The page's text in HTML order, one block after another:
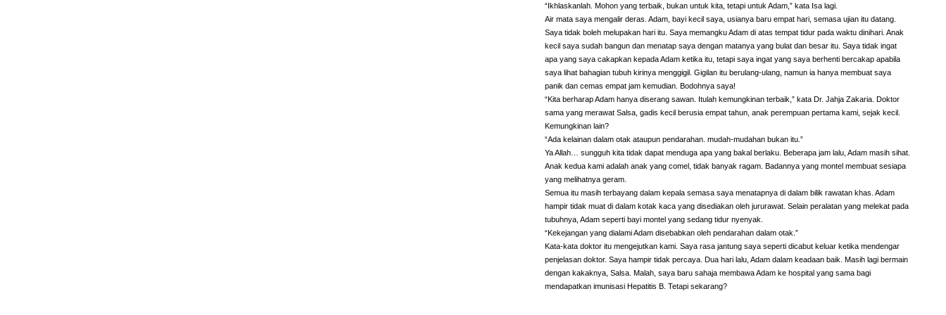
“Ikhlaskanlah. Mohon yang terbaik, bukan untuk kita, tetapi untuk Adam,” kata Isa lagi.
Air mata saya mengalir deras. Adam, bayi kecil saya, usianya baru empat hari, semasa ujian itu datang.
Saya tidak boleh melupakan hari itu. Saya memangku Adam di atas tempat tidur pada waktu dinihari. Anak
kecil saya sudah bangun dan menatap saya dengan matanya yang bulat dan besar itu. Saya tidak ingat
apa yang saya cakapkan kepada Adam ketika itu, tetapi saya ingat yang saya berhenti bercakap apabila
saya lihat bahagian tubuh kirinya menggigil. Gigilan itu berulang-ulang, namun ia hanya membuat saya
panik dan cemas empat jam kemudian. Bodohnya saya!
“Kita berharap Adam hanya diserang sawan. Itulah kemungkinan terbaik,” kata Dr. Jahja Zakaria. Doktor
sama yang merawat Salsa, gadis kecil berusia empat tahun, anak perempuan pertama kami, sejak kecil.
Kemungkinan lain?
“Ada kelainan dalam otak ataupun pendarahan. mudah-mudahan bukan itu.”
Ya Allah… sungguh kita tidak dapat menduga apa yang bakal berlaku. Beberapa jam lalu, Adam masih sihat.
Anak kedua kami adalah anak yang comel, tidak banyak ragam. Badannya yang montel membuat sesiapa
yang melihatnya geram.
Semua itu masih terbayang dalam kepala semasa saya menatapnya di dalam bilik rawatan khas. Adam
hampir tidak muat di dalam kotak kaca yang disediakan oleh jururawat. Selain peralatan yang melekat pada
tubuhnya, Adam seperti bayi montel yang sedang tidur nyenyak.
“Kekejangan yang dialami Adam disebabkan oleh pendarahan dalam otak.”
Kata-kata doktor itu mengejutkan kami. Saya rasa jantung saya seperti dicabut keluar ketika mendengar
penjelasan doktor. Saya hampir tidak percaya. Dua hari lalu, Adam dalam keadaan baik. Masih lagi bermain
dengan kakaknya, Salsa. Malah, saya baru sahaja membawa Adam ke hospital yang sama bagi
mendapatkan imunisasi Hepatitis B. Tetapi sekarang?